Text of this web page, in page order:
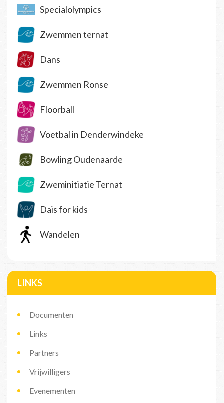
Specialolympics
Zwemmen ternat
Dans
Zwemmen Ronse
Floorball
Voetbal in Denderwindeke
Bowling Oudenaarde
Zweminitiatie Ternat
Dais for kids
Wandelen
LINKS
Documenten
Links
Partners
Vrijwilligers
Evenementen